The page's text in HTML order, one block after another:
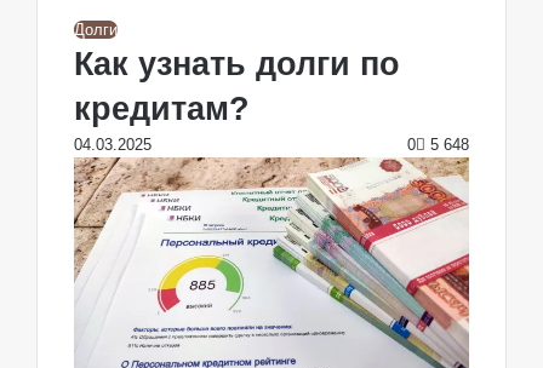
Долги
Как узнать долги по
кредитам?
04.03.2025 0 5 648